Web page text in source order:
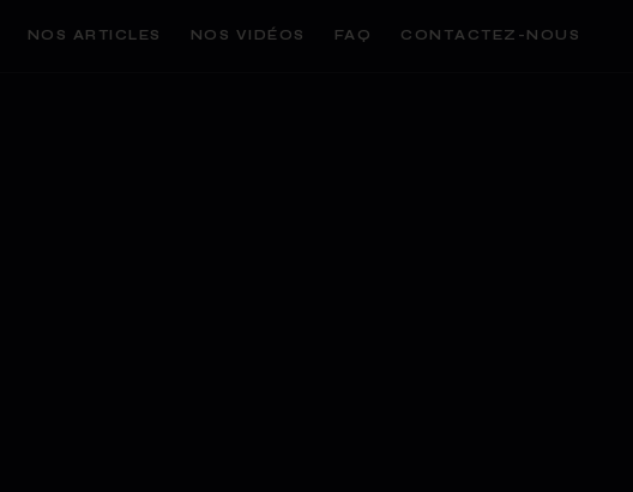
NOS ARTICLES NOS VIDÉOS FAQ CONTACTEZ-NOUS